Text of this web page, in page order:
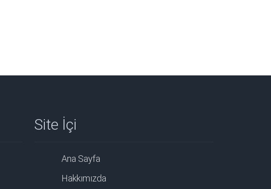
Site İçi
Ana Sayfa
Hakkımızda